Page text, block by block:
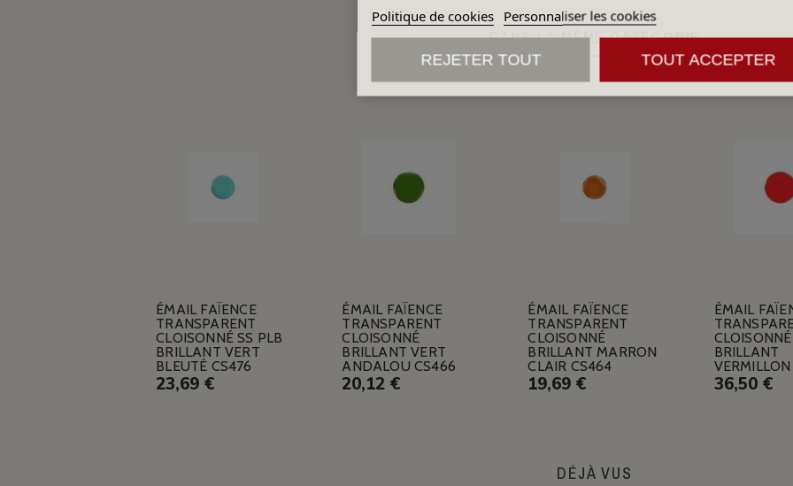
DANS LA MÊME CATÉGORIE
ÉMAIL FAÏENCE
TRANSPARENT
CLOISONNÉ SS PLB
BRILLANT VERT
BLEUTÉ CS476
23,69 €
ÉMAIL FAÏENCE
TRANSPARENT
CLOISONNÉ
BRILLANT VERT
ANDALOU CS466
20,12 €
ÉMAIL FAÏENCE
TRANSPARENT
CLOISONNÉ
BRILLANT MARRON
CLAIR CS464
19,69 €
ÉMAIL
CLOISONNÉ
BRILLANT
36,50 €
DÉJÀ VUS
Politique de cookies Personnaliser les cookies
REJETER TOUT TOUT ACCEPTER